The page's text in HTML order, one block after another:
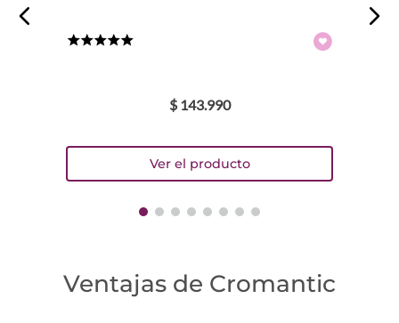
$ 143.990
Ventajas de Cromantic